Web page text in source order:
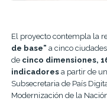
El proyecto contempla la
de base” a cinco
de cinco dimensiones,
indicadoresa partir de
Subsecretaria de País
Modernización de la